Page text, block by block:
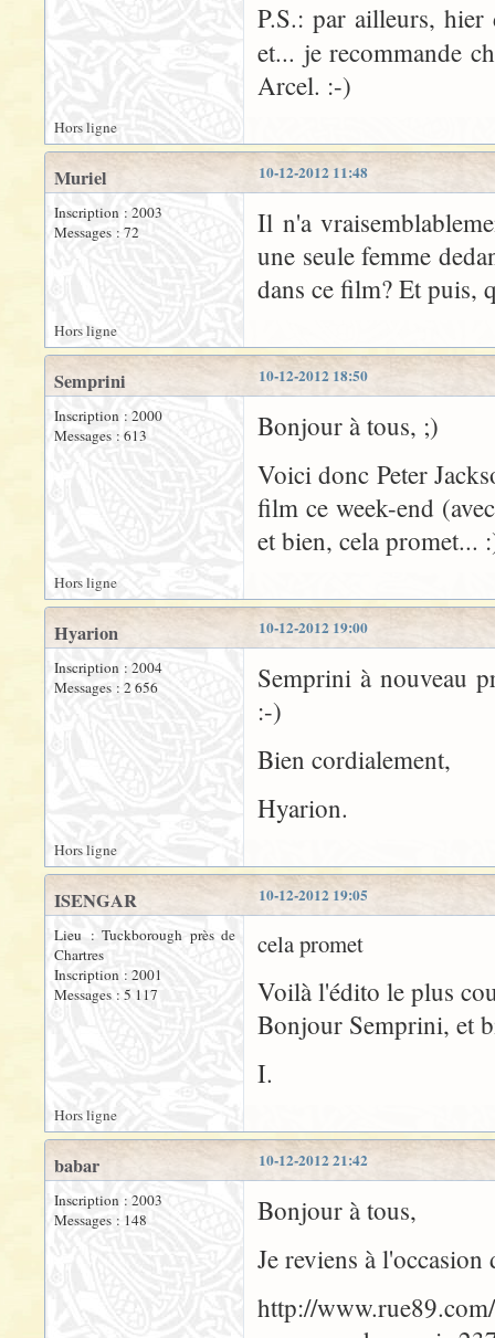
P.S.: par ailleurs,
et... je recommande
Arcel. :-)
Hors ligne
10-12-2012 11:48
Muriel
Inscription : 2003
Messages : 72
Il n'a
une seule femme
dans ce film? Et puis,
Hors ligne
10-12-2012 18:50
Semprini
Inscription : 2000
Messages : 613
Bonjour à tous, ;)
Voici donc Peter
film ce week-end
et bien, cela promet...
Hors ligne
10-12-2012 19:00
Hyarion
Inscription : 2004
Messages : 2 656
Semprini à nouveau
:-)
Bien cordialement,
Hyarion.
Hors ligne
10-12-2012 19:05
ISENGAR
Lieu : Tuckborough près de
Chartres
Inscription : 2001
Messages : 5 117
cela promet
Voilà l'édito le plus
Bonjour Semprini, et
I.
Hors ligne
10-12-2012 21:42
babar
Inscription : 2003
Messages : 148
Bonjour à tous,
Je reviens à
http://